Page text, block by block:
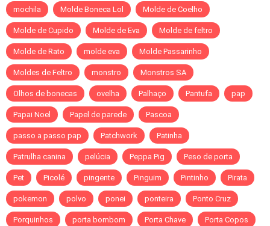
mochila Molde Boneca Lol Molde de Coelho
Molde de Cupido Molde de Eva Molde de feltro
Molde de Rato molde eva Molde Passarinho
Moldes de Feltro monstro Monstros SA
Olhos de bonecas ovelha Palhaço Pantufa pap
Papai Noel Papel de parede Pascoa
passo a passo pap Patchwork Patinha
Patrulha canina pelúcia Peppa Pig Peso de porta
Pet Picolé pingente Pinguim Pintinho Pirata
pokemon polvo ponei ponteira Ponto Cruz
Porquinhos porta bombom Porta Chave Porta Copos